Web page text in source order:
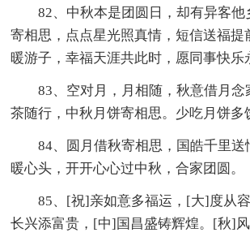
82、中秋本是团圆日，却有异客他
寄相思，点点星光照真情，短信送福提
暖游子，幸福天涯共此时，愿同事快乐
83、空对月，月相随，秋意借月念
茶随行，中秋月饼寄相思。少吃月饼多
84、圆月借秋寄相思，国皓千里
暖心头，开开心心过中秋，合家团圆。
85、[祝]亲如意多福运，[大]度从
长兴添富贵，[中]国昌盛铸辉煌。[秋]风